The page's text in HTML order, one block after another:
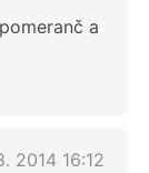
a
2014 16:12